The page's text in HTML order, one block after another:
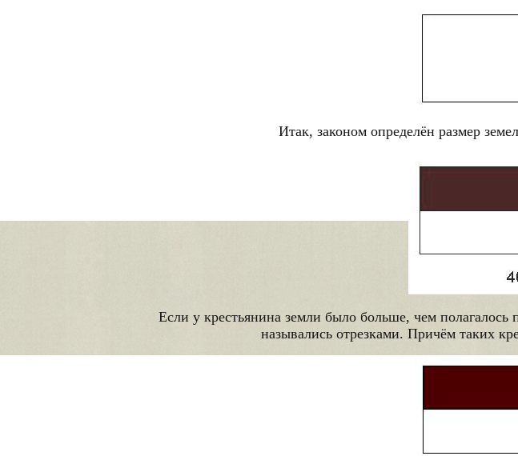
Итак, законом определён размер
Если у крестьянина земли было больше, чем
назывались отрезками. Причём таких